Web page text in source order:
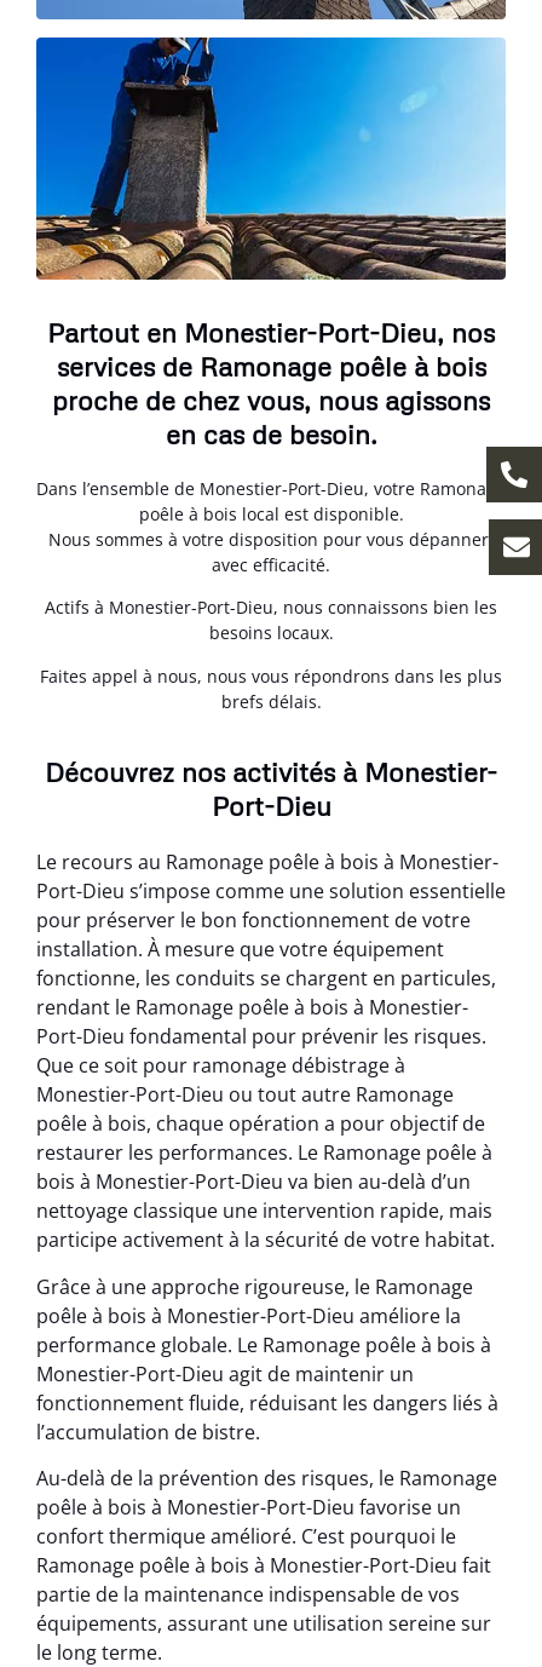
Partout en Monestier-Port-Dieu, nos
services de Ramonage poêle à bois
proche de chez vous, nous agissons
en cas de besoin.
Dans l’ensemble de Monestier-Port-Dieu, votre Ramonage
poêle à bois local est disponible.
Nous sommes à votre disposition pour vous dépanner,
avec efficacité.
Actifs à Monestier-Port-Dieu, nous connaissons bien les
besoins locaux.
Faites appel à nous, nous vous répondrons dans les plus
brefs délais.
Découvrez nos activités à Monestier-
Port-Dieu
Le recours au Ramonage poêle à bois à Monestier-
Port-Dieu s’impose comme une solution essentielle
pour préserver le bon fonctionnement de votre
installation. À mesure que votre équipement
fonctionne, les conduits se chargent en particules,
rendant le Ramonage poêle à bois à Monestier-
Port-Dieu fondamental pour prévenir les risques.
Que ce soit pour ramonage débistrage à
Monestier-Port-Dieu ou tout autre Ramonage
poêle à bois, chaque opération a pour objectif de
restaurer les performances. Le Ramonage poêle à
bois à Monestier-Port-Dieu va bien au-delà d’un
nettoyage classique une intervention rapide, mais
participe activement à la sécurité de votre habitat.
Grâce à une approche rigoureuse, le Ramonage
poêle à bois à Monestier-Port-Dieu améliore la
performance globale. Le Ramonage poêle à bois à
Monestier-Port-Dieu agit de maintenir un
fonctionnement fluide, réduisant les dangers liés à
l’accumulation de bistre.
Au-delà de la prévention des risques, le Ramonage
poêle à bois à Monestier-Port-Dieu favorise un
confort thermique amélioré. C’est pourquoi le
Ramonage poêle à bois à Monestier-Port-Dieu fait
partie de la maintenance indispensable de vos
équipements, assurant une utilisation sereine sur
le long terme.